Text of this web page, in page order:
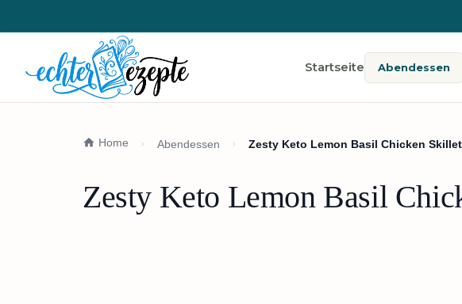
Startseite Abendessen
Home Abendessen Zesty Keto Lemon Basil Chicken
Zesty Keto Lemon Basil